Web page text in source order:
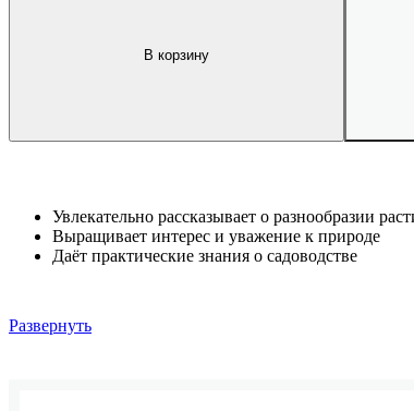
В корзину
Увлекательно рассказывает о разнообразии
Выращивает интерес и уважение к природе
Даёт практические знания о садоводстве
Развернуть